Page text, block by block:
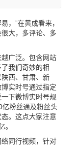
”在黄成看来，
大，多评论、多
广泛。包含网站
我们奇妙的相
西、甘肃、新
实时号通过指定
下微博实时号规
亿粉丝通及粉丝头
。这点大家注意
。
同行视频，针对